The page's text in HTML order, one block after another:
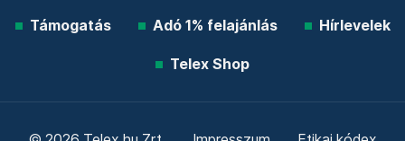
Támogatás Adó 1% felajánlás Hírlevelek
Telex Shop